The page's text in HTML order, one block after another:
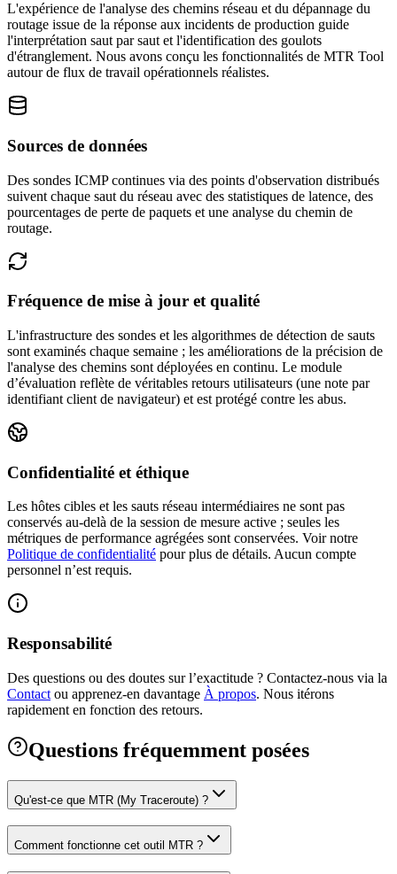
L'expérience de l'analyse des chemins réseau et du dépannage du
routage issue de la réponse aux incidents de production guide
l'interprétation saut par saut et l'identification des goulots
d'étranglement. Nous avons conçu les fonctionnalités de MTR Tool
autour de flux de travail opérationnels réalistes.
Sources de données
Des sondes ICMP continues via des points d'observation distribués
suivent chaque saut du réseau avec des statistiques de latence, des
pourcentages de perte de paquets et une analyse du chemin de
routage.
Fréquence de mise à jour et qualité
L'infrastructure des sondes et les algorithmes de détection de sauts
sont examinés chaque semaine ; les améliorations de la précision de
l'analyse des chemins sont déployées en continu. Le module
d’évaluation reflète de véritables retours utilisateurs (une note par
identifiant client de navigateur) et est protégé contre les abus.
Confidentialité et éthique
Les hôtes cibles et les sauts réseau intermédiaires ne sont pas
conservés au-delà de la session de mesure active ; seules les
métriques de performance agrégées sont conservées. Voir notre
Politique de confidentialité pour plus de détails. Aucun compte
personnel n’est requis.
Responsabilité
Des questions ou des doutes sur l’exactitude ? Contactez‑nous via la
Contact ou apprenez‑en davantage À propos. Nous itérons
rapidement en fonction des retours.
Questions fréquemment posées
Qu'est-ce que MTR (My Traceroute) ?
Comment fonctionne cet outil MTR ?